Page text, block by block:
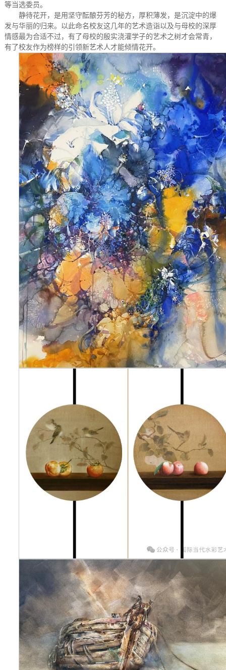
等当选委员。
静待花开，是用坚守酝酿芬芳的秘方，厚积薄发，是沉淀中的爆
发与华丽的归来。以此命名校友这几年的艺术造诣以及与母校的深厚
情感最为合适不过，有了母校的殷实浇灌学子的艺术之树才会常青，
有了校友作为榜样的引领新艺术人才能倾情花开。